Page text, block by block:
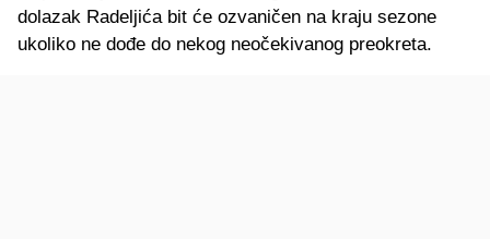
dolazak Radeljića bit će ozvaničen na kraju sezone
ukoliko ne dođe do nekog neočekivanog preokreta.